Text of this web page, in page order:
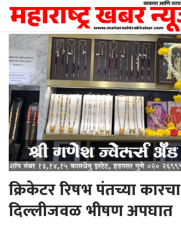
क्रिकेटर रिषभ पंतच्या कारचा
दिल्लीजवळ भीषण अपघात